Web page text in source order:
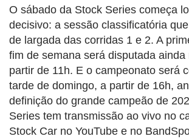
O sábado da Stock Series começa
decisivo: a sessão classificatória
de largada das corridas 1 e 2. A
fim de semana será disputada ainda
partir de 11h. E o campeonato será
tarde de domingo, a partir de 16h,
definição do grande campeão de
Series tem transmissão ao vivo no
Stock Car no YouTube e no